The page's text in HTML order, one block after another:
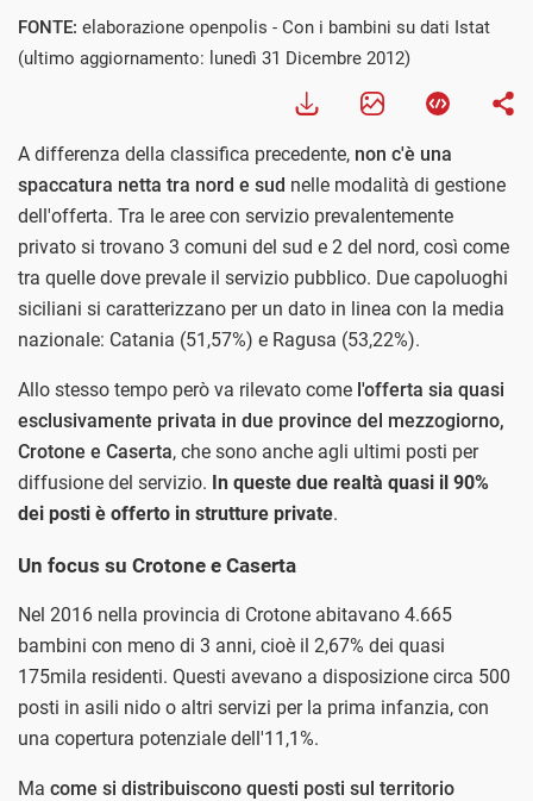
FONTE: elaborazione openpolis - Con i bambini su dati Istat
(ultimo aggiornamento: lunedì 31 Dicembre 2012)
A differenza della classifica precedente, non c'è una
spaccatura netta tra nord e sud nelle modalità di gestione
dell'offerta. Tra le aree con servizio prevalentemente
privato si trovano 3 comuni del sud e 2 del nord, così come
tra quelle dove prevale il servizio pubblico. Due capoluoghi
siciliani si caratterizzano per un dato in linea con la media
nazionale: Catania (51,57%) e Ragusa (53,22%).
Allo stesso tempo però va rilevato come l'offerta sia quasi
esclusivamente privata in due province del mezzogiorno,
Crotone e Caserta, che sono anche agli ultimi posti per
diffusione del servizio. In queste due realtà quasi il 90%
dei posti è offerto in strutture private.
Un focus su Crotone e Caserta
Nel 2016 nella provincia di Crotone abitavano 4.665
bambini con meno di 3 anni, cioè il 2,67% dei quasi
175mila residenti. Questi avevano a disposizione circa 500
posti in asili nido o altri servizi per la prima infanzia, con
una copertura potenziale dell'11,1%.
Ma come si distribuiscono questi posti sul territorio